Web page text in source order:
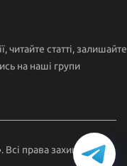
читайте статті, залишайте
на наші групи
права захищені.